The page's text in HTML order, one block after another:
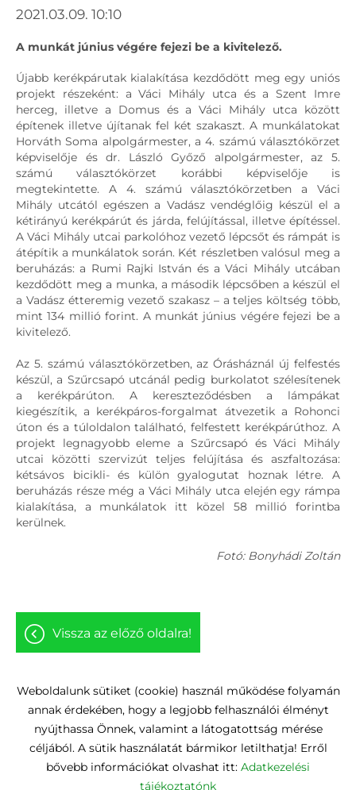
2021.03.09. 10:10
A munkát június végére fejezi be a kivitelező.
Újabb kerékpárutak kialakítása kezdődött meg egy uniós
projekt részeként: a Váci Mihály utca és a Szent Imre
herceg, illetve a Domus és a Váci Mihály utca között
építenek illetve újítanak fel két szakaszt. A munkálatokat
Horváth Soma alpolgármester, a 4. számú választókörzet
képviselője és dr. László Győző alpolgármester, az 5.
számú választókörzet korábbi képviselője is
megtekintette. A 4. számú választókörzetben a Váci
Mihály utcától egészen a Vadász vendéglőig készül el a
kétirányú kerékpárút és járda, felújítással, illetve építéssel.
A Váci Mihály utcai parkolóhoz vezető lépcsőt és rámpát is
átépítik a munkálatok során. Két részletben valósul meg a
beruházás: a Rumi Rajki István és a Váci Mihály utcában
kezdődött meg a munka, a második lépcsőben a készül el
a Vadász étteremig vezető szakasz – a teljes költség több,
mint 134 millió forint. A munkát június végére fejezi be a
kivitelező.
Az 5. számú választókörzetben, az Órásháznál új felfestés
készül, a Szűrcsapó utcánál pedig burkolatot szélesítenek
a kerékpárúton. A kereszteződésben a lámpákat
kiegészítik, a kerékpáros-forgalmat átvezetik a Rohonci
úton és a túloldalon található, felfestett kerékpárúthoz. A
projekt legnagyobb eleme a Szűrcsapó és Váci Mihály
utcai közötti szervizút teljes felújítása és aszfaltozása:
kétsávos bicikli- és külön gyalogutat hoznak létre. A
beruházás része még a Váci Mihály utca elején egy rámpa
kialakítása, a munkálatok itt közel 58 millió forintba
kerülnek.
Fotó: Bonyhádi Zoltán
vissza az előző oldalra!
Oldal információk
Adatkezelési tájékoztató
Impresszum
Sütik kezelése
Akadálymentesítési nyilatkozat
Weboldalunk sütiket (cookie) használ működése folyamán
annak érdekében, hogy a legjobb felhasználói élményt
nyújthassa Önnek, valamint a látogatottság mérése
céljából. A sütik használatát bármikor letilthatja! Erről
bővebb információkat olvashat itt: Adatkezelési
tájékoztatónk